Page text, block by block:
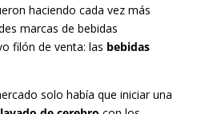
haciendo cada vez más
marcas de bebidas
filón de venta: las bebidas
solo había que iniciar una